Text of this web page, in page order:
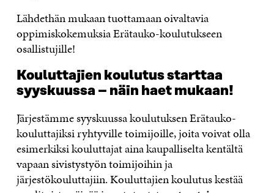
Lähdethän mukaan tuottamaan oivaltavia
oppimiskokemuksia Erätauko-koulutukseen
osallistujille!
Kouluttajien koulutus starttaa
syyskuussa – näin haet mukaan!
Järjestämme syyskuussa koulutuksen Erätauko-
kouluttajiksi ryhtyville toimijoille, joita voivat olla
esimerkiksi kouluttajat aina kaupalliselta kentältä
vapaan sivistystyön toimijoihin ja
järjestökouluttajiin. Kouluttajien koulutus kestää